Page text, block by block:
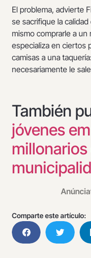
El problema, advierte
se sacrifique la
mismo comprarle a
especializa en ciertos
camisas a una
necesariamente le
También
jóvenes
Comparte este artículo: